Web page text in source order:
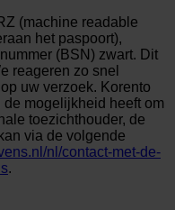
(machine readable
het paspoort),
(BSN) zwart. Dit
reageren zo snel
uw verzoek. Korento
de mogelijkheid heeft om
toezichthouder, de
via de volgende
nl/contact-met-de-
.